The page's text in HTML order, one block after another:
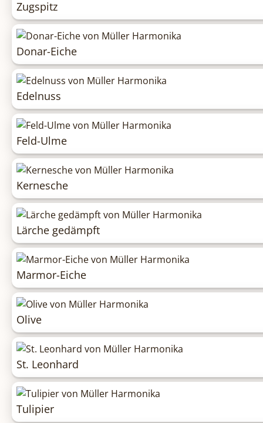
Zugspitz
Donar-Eiche
Edelnuss
Feld-Ulme
Kernesche
Lärche gedämpft
Marmor-Eiche
Olive
St. Leonhard
Tulipier